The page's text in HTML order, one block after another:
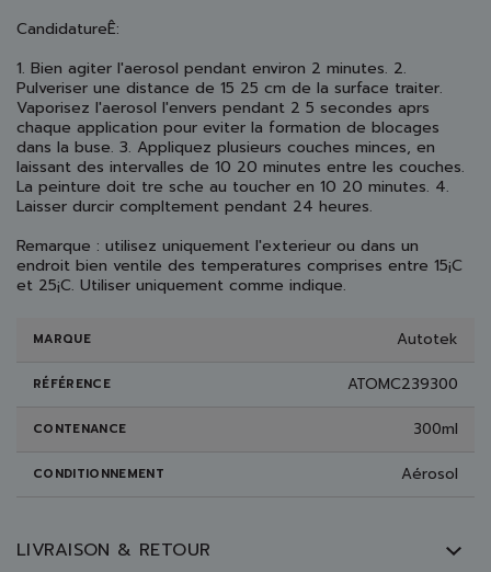
CandidatureÊ:
1. Bien agiter l'aerosol pendant environ 2 minutes. 2.
Pulveriser une distance de 15 25 cm de la surface traiter.
Vaporisez l'aerosol l'envers pendant 2 5 secondes aprs
chaque application pour eviter la formation de blocages
dans la buse. 3. Appliquez plusieurs couches minces, en
laissant des intervalles de 10 20 minutes entre les couches.
La peinture doit tre sche au toucher en 10 20 minutes. 4.
Laisser durcir compltement pendant 24 heures.
Remarque : utilisez uniquement l'exterieur ou dans un
endroit bien ventile des temperatures comprises entre 15¡C
et 25¡C. Utiliser uniquement comme indique.
MARQUE Autotek
RÉFÉRENCE ATOMC239300
CONTENANCE 300ml
CONDITIONNEMENT Aérosol
LIVRAISON & RETOUR